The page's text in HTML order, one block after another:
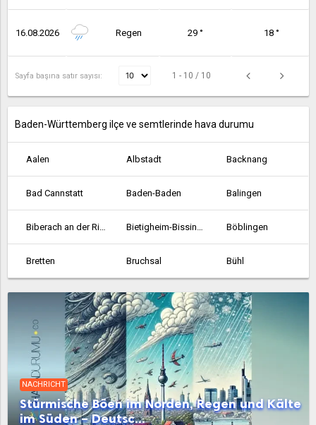
16.08.2026 Regen 29 ° 18 °
Sayfa başına satır sayısı: 1 - 10 / 10
Baden-Württemberg ilçe ve semtlerinde hava durumu
Aalen Albstadt Backnang
Bad Cannstatt Baden-Baden Balingen
Biberach an der Riss Bietigheim-Bissingen Böblingen
Bretten Bruchsal Bühl
Crailsheim Durlach Ehingen
Emmendingen Esslingen am Neckar Ettlingen
Fellbach Feuerbach Filderstadt
Freiburg im Breisgau Friedrichshafen Gaggenau
NACHRICHT
Stürmische Böen im Norden, Regen und Kälte
im Süden – Deutsc...